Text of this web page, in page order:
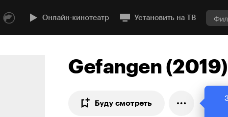
Онлайн-кинотеатр Установить на ТВ
Gefangen (2019)
Буду смотреть